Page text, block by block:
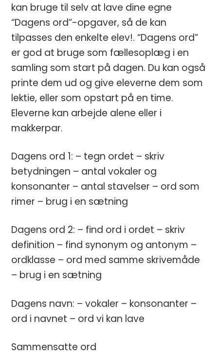
kan bruge til selv at lave dine egne
“Dagens ord”-opgaver, så de kan
tilpasses den enkelte elev!. “Dagens ord”
er god at bruge som fællesoplæg i en
samling som start på dagen. Du kan også
printe dem ud og give eleverne dem som
lektie, eller som opstart på en time.
Eleverne kan arbejde alene eller i
makkerpar.
Dagens ord 1: – tegn ordet – skriv
betydningen – antal vokaler og
konsonanter – antal stavelser – ord som
rimer – brug i en sætning
Dagens ord 2: – find ord i ordet – skriv
definition – find synonym og antonym –
ordklasse – ord med samme skrivemåde
– brug i en sætning
Dagens navn: – vokaler – konsonanter –
ord i navnet – ord vi kan lave
Sammensatte ord